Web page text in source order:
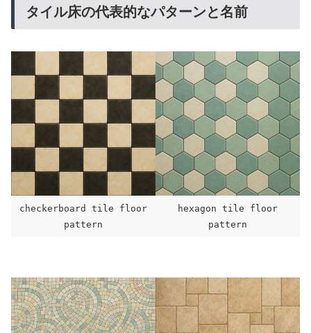
タイル床の代表的なパターンと名前
checkerboard tile floor
pattern
hexagon tile floor
pattern